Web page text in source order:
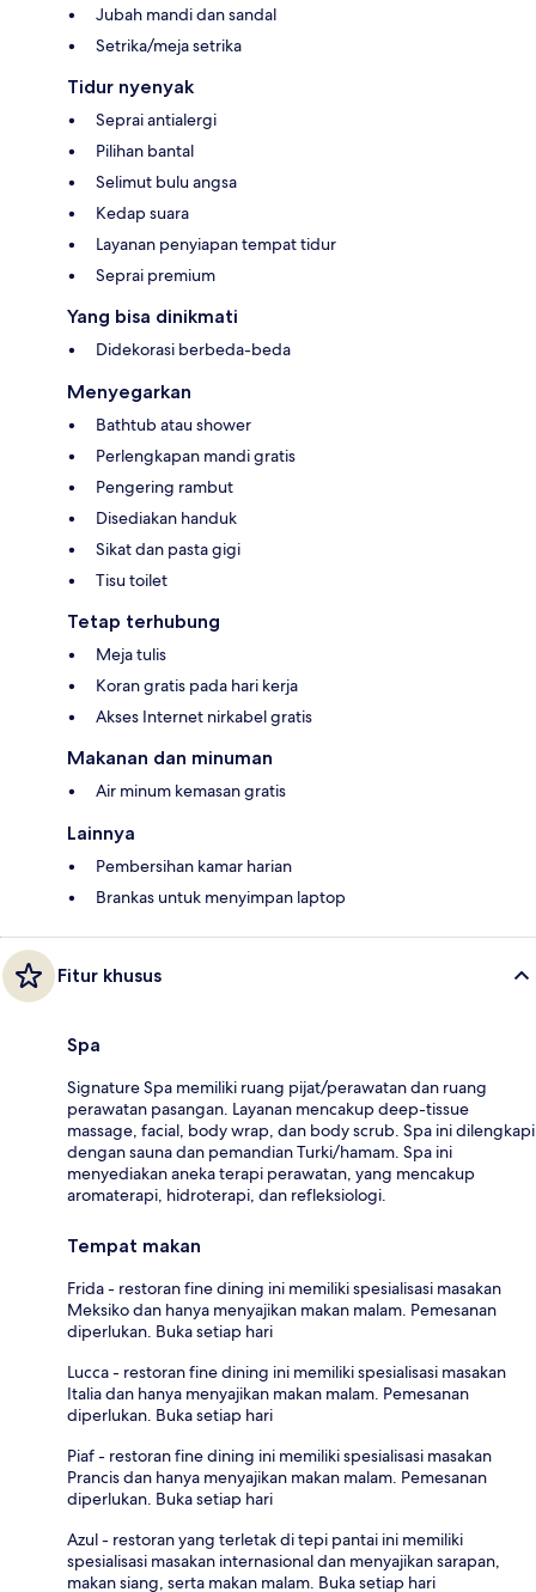
Jubah mandi dan sandal
Setrika/meja setrika
Tidur nyenyak
Seprai antialergi
Pilihan bantal
Selimut bulu angsa
Kedap suara
Layanan penyiapan tempat tidur
Seprai premium
Yang bisa dinikmati
Didekorasi berbeda-beda
Menyegarkan
Bathtub atau shower
Perlengkapan mandi gratis
Pengering rambut
Disediakan handuk
Sikat dan pasta gigi
Tisu toilet
Tetap terhubung
Meja tulis
Koran gratis pada hari kerja
Akses Internet nirkabel gratis
Makanan dan minuman
Air minum kemasan gratis
Lainnya
Pembersihan kamar harian
Brankas untuk menyimpan laptop
Fitur khusus
Spa
Signature Spa memiliki ruang pijat/perawatan dan ruang
perawatan pasangan. Layanan mencakup deep-tissue
massage, facial, body wrap, dan body scrub. Spa ini dilengkapi
dengan sauna dan pemandian Turki/hamam. Spa ini
menyediakan aneka terapi perawatan, yang mencakup
aromaterapi, hidroterapi, dan refleksiologi.
Tempat makan
Frida - restoran fine dining ini memiliki spesialisasi masakan
Meksiko dan hanya menyajikan makan malam. Pemesanan
diperlukan. Buka setiap hari
Lucca - restoran fine dining ini memiliki spesialisasi masakan
Italia dan hanya menyajikan makan malam. Pemesanan
diperlukan. Buka setiap hari
Piaf - restoran fine dining ini memiliki spesialisasi masakan
Prancis dan hanya menyajikan makan malam. Pemesanan
diperlukan. Buka setiap hari
Azul - restoran yang terletak di tepi pantai ini memiliki
spesialisasi masakan internasional dan menyajikan sarapan,
makan siang, serta makan malam. Buka setiap hari